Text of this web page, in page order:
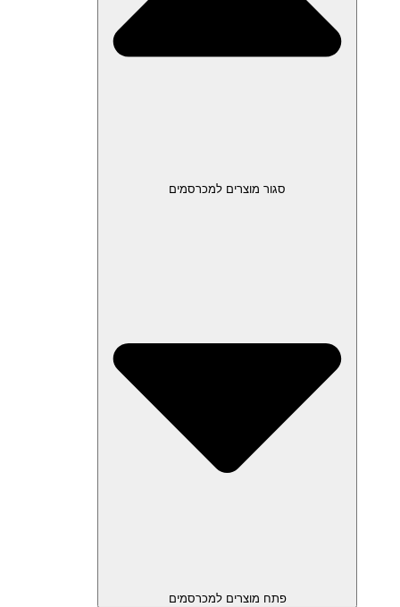
סגור מוצרים למכרסמים
פתח מוצרים למכרסמים